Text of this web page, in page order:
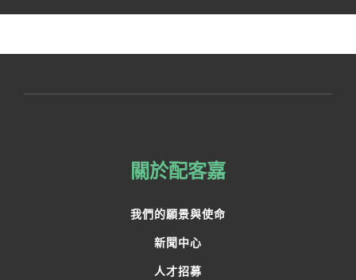
關於配客嘉
我們的願景與使命
新聞中心
人才招募